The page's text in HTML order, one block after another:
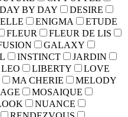
DAY BY DAY
DESIRE
ELLE ENIGMA
ETUDE
FLEUR
FLEUR DE LIS
GALAXY
INSTINCT
JARDIN
LEO LIBERTY
LOVE
MA CHERIE
MELODY
MOSAIQUE
NUANCE